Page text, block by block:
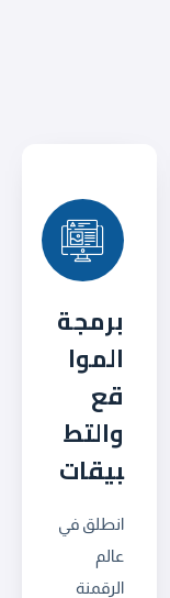
برمجة
الموا
قع
والتط
بيقات
انطلق في
عالم
الرقمنة